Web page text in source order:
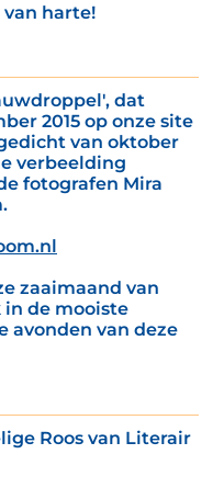
harte!
dat
2015 op onze site
van oktober
verbeelding
fotografen Mira
zaaimaand van
in de mooiste
avonden van deze
Roos van Literair